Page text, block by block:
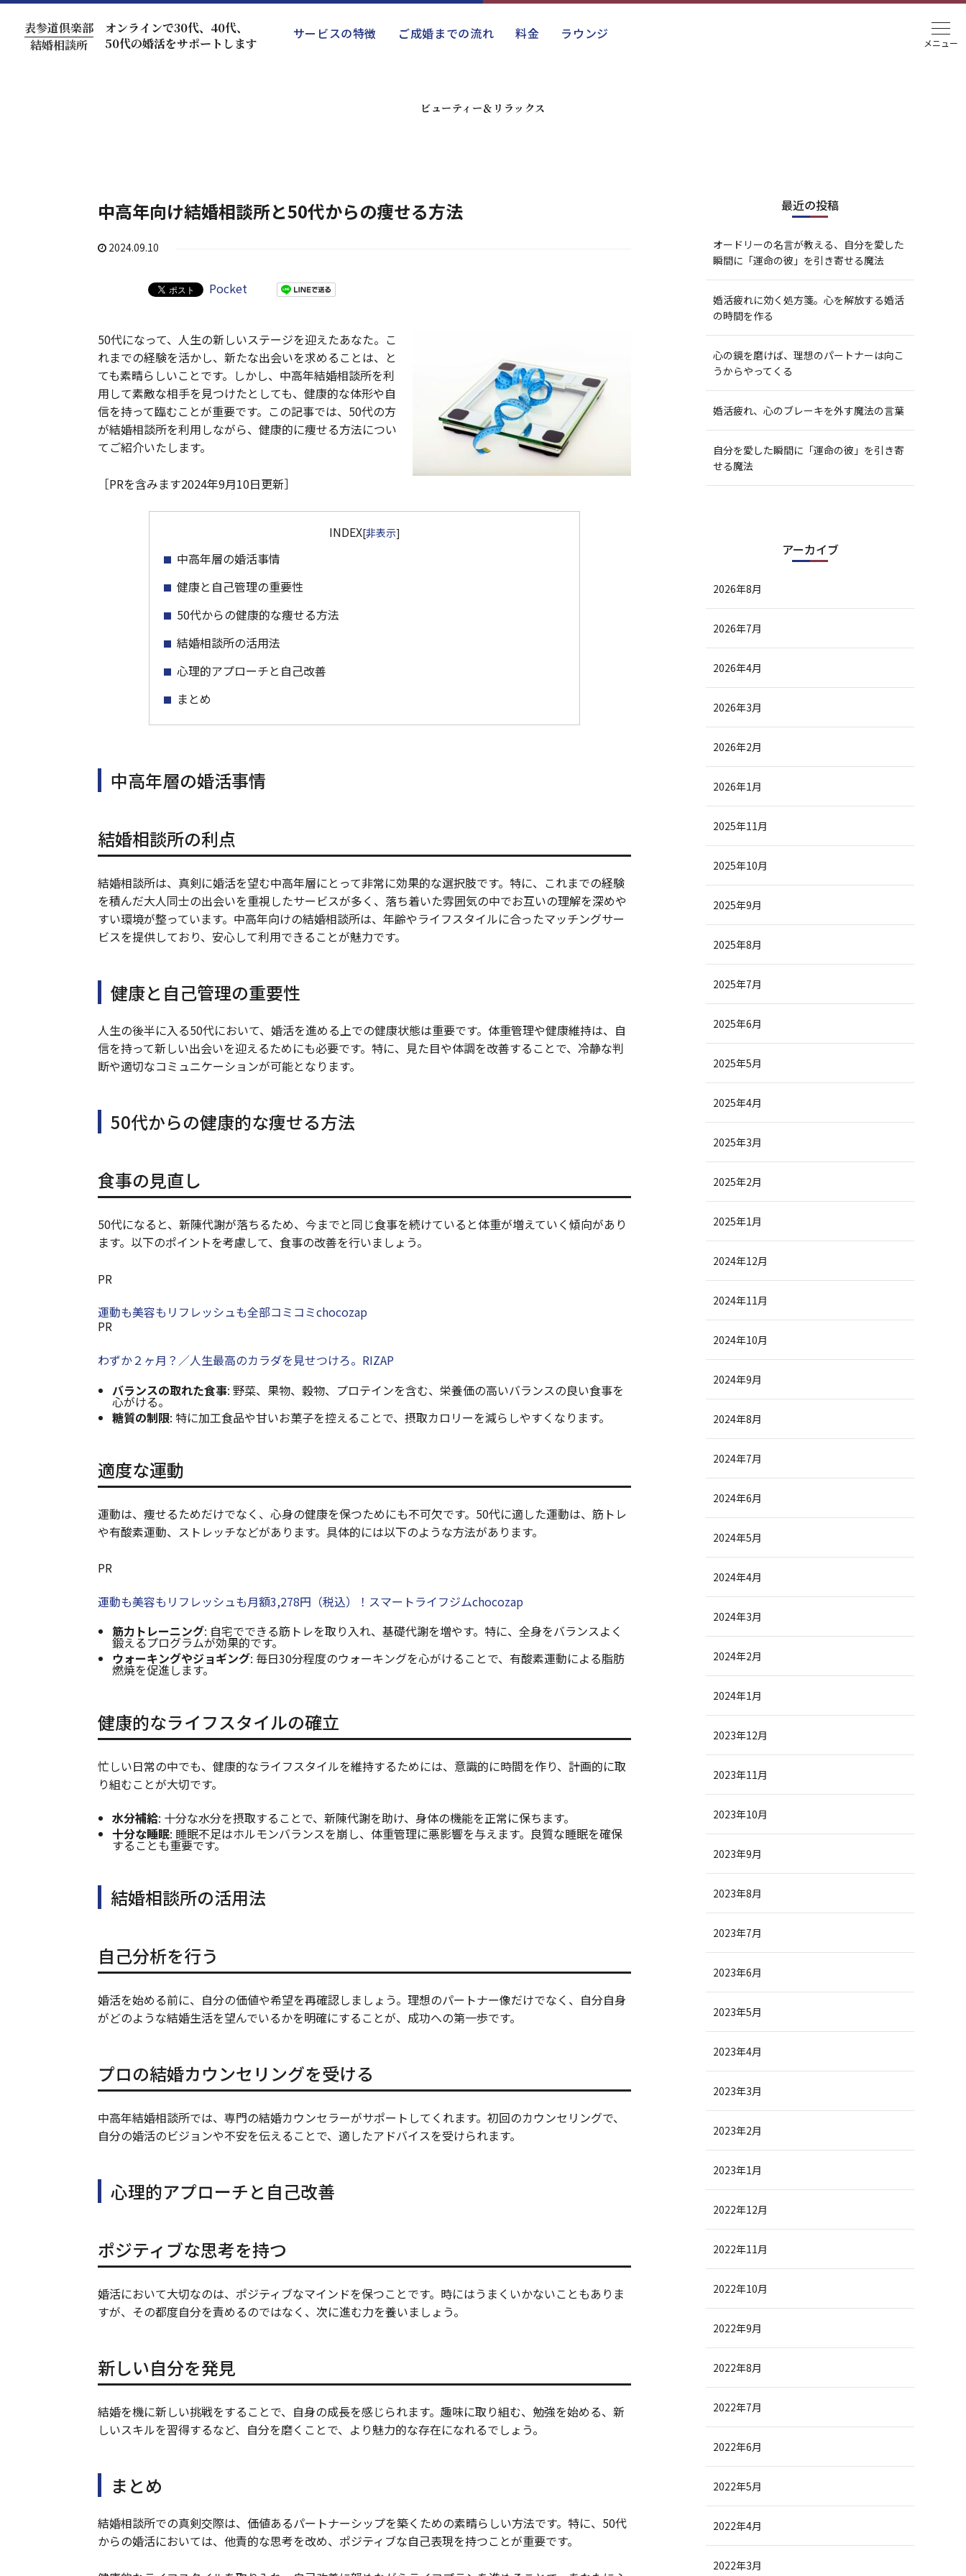
結婚相談所
表参道倶楽部
オンラインで30代、40代、
50代の婚活をサポートします
サービスの特徴 ご成婚までの流れ 料金 ラウンジ
ビューティー＆リラックス
中高年向け結婚相談所と50代からの痩せる方法
2024.09.10
Pocket
50代になって、人生の新しいステージを迎えたあなた。こ
れまでの経験を活かし、新たな出会いを求めることは、と
ても素晴らしいことです。しかし、中高年結婚相談所を利
用して素敵な相手を見つけたとしても、健康的な体形や自
信を持って臨むことが重要です。この記事では、50代の方
が結婚相談所を利用しながら、健康的に痩せる方法につい
てご紹介いたします。
［PRを含みます2024年9月10日更新］
INDEX[非表示]
中高年層の婚活事情
健康と自己管理の重要性
50代からの健康的な痩せる方法
結婚相談所の活用法
心理的アプローチと自己改善
まとめ
中高年層の婚活事情
結婚相談所の利点
結婚相談所は、真剣に婚活を望む中高年層にとって非常に効果的な選択肢です。特に、これまでの経験
を積んだ大人同士の出会いを重視したサービスが多く、落ち着いた雰囲気の中でお互いの理解を深めや
すい環境が整っています。中高年向けの結婚相談所は、年齢やライフスタイルに合ったマッチングサー
ビスを提供しており、安心して利用できることが魅力です。
健康と自己管理の重要性
人生の後半に入る50代において、婚活を進める上での健康状態は重要です。体重管理や健康維持は、自
信を持って新しい出会いを迎えるためにも必要です。特に、見た目や体調を改善することで、冷静な判
断や適切なコミュニケーションが可能となります。
50代からの健康的な痩せる方法
食事の見直し
50代になると、新陳代謝が落ちるため、今までと同じ食事を続けていると体重が増えていく傾向があり
ます。以下のポイントを考慮して、食事の改善を行いましょう。
PR
運動も美容もリフレッシュも全部コミコミchocozap
PR
わずか２ヶ月？／人生最高のカラダを見せつけろ。RIZAP
バランスの取れた食事: 野菜、果物、穀物、プロテインを含む、栄養価の高いバランスの良い食事を
心がける。
糖質の制限: 特に加工食品や甘いお菓子を控えることで、摂取カロリーを減らしやすくなります。
適度な運動
運動は、痩せるためだけでなく、心身の健康を保つためにも不可欠です。50代に適した運動は、筋トレ
や有酸素運動、ストレッチなどがあります。具体的には以下のような方法があります。
PR
運動も美容もリフレッシュも月額3,278円（税込）！スマートライフジムchocozap
筋力トレーニング: 自宅でできる筋トレを取り入れ、基礎代謝を増やす。特に、全身をバランスよく
鍛えるプログラムが効果的です。
ウォーキングやジョギング: 毎日30分程度のウォーキングを心がけることで、有酸素運動による脂肪
燃焼を促進します。
健康的なライフスタイルの確立
忙しい日常の中でも、健康的なライフスタイルを維持するためには、意識的に時間を作り、計画的に取
り組むことが大切です。
水分補給: 十分な水分を摂取することで、新陳代謝を助け、身体の機能を正常に保ちます。
十分な睡眠: 睡眠不足はホルモンバランスを崩し、体重管理に悪影響を与えます。良質な睡眠を確保
することも重要です。
結婚相談所の活用法
自己分析を行う
婚活を始める前に、自分の価値や希望を再確認しましょう。理想のパートナー像だけでなく、自分自身
がどのような結婚生活を望んでいるかを明確にすることが、成功への第一歩です。
プロの結婚カウンセリングを受ける
中高年結婚相談所では、専門の結婚カウンセラーがサポートしてくれます。初回のカウンセリングで、
自分の婚活のビジョンや不安を伝えることで、適したアドバイスを受けられます。
心理的アプローチと自己改善
ポジティブな思考を持つ
婚活において大切なのは、ポジティブなマインドを保つことです。時にはうまくいかないこともありま
すが、その都度自分を責めるのではなく、次に進む力を養いましょう。
新しい自分を発見
結婚を機に新しい挑戦をすることで、自身の成長を感じられます。趣味に取り組む、勉強を始める、新
しいスキルを習得するなど、自分を磨くことで、より魅力的な存在になれるでしょう。
まとめ
結婚相談所での真剣交際は、価値あるパートナーシップを築くための素晴らしい方法です。特に、50代
からの婚活においては、他責的な思考を改め、ポジティブな自己表現を持つことが重要です。
最近の投稿
オードリーの名言が教える、自分を愛した
瞬間に「運命の彼」を引き寄せる魔法
婚活疲れに効く処方箋。心を解放する婚活
の時間を作る
心の鏡を磨けば、理想のパートナーは向こ
うからやってくる
婚活疲れ、心のブレーキを外す魔法の言葉
自分を愛した瞬間に「運命の彼」を引き寄
せる魔法
アーカイブ
2026年8月
2026年7月
2026年4月
2026年3月
2026年2月
2026年1月
2025年11月
2025年10月
2025年9月
2025年8月
2025年7月
2025年6月
2025年5月
2025年4月
2025年3月
2025年2月
2025年1月
2024年12月
2024年11月
2024年10月
2024年9月
2024年8月
2024年7月
2024年6月
2024年5月
2024年4月
2024年3月
2024年2月
2024年1月
2023年12月
2023年11月
2023年10月
2023年9月
2023年8月
2023年7月
2023年6月
2023年5月
2023年4月
2023年3月
2023年2月
2023年1月
2022年12月
2022年11月
2022年10月
2022年9月
2022年8月
2022年7月
2022年6月
2022年5月
2022年4月
2022年3月